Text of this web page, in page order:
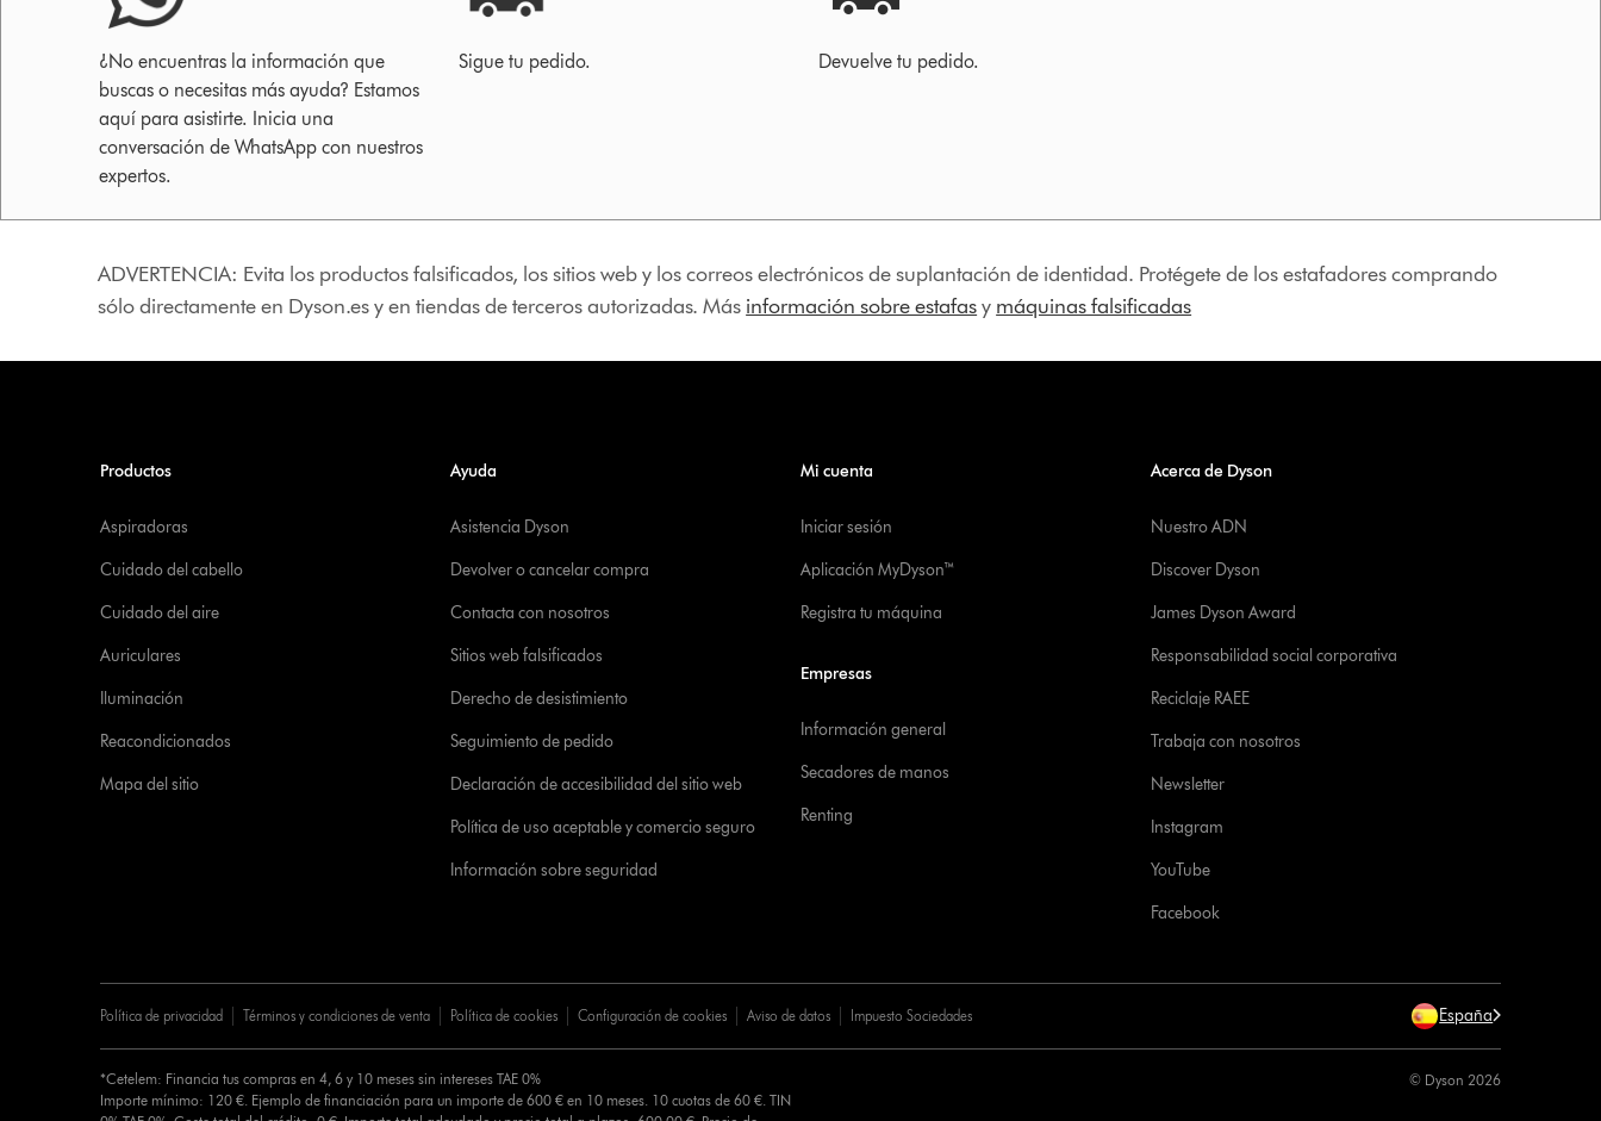
¿No encuentras la información que
buscas o necesitas más ayuda? Estamos
aquí para asistirte. Inicia una
conversación de WhatsApp con nuestros
expertos.
Sigue tu pedido. Devuelve tu pedido.
ADVERTENCIA: Evita los productos falsificados, los sitios web y los correos electrónicos de suplantación de identidad. Protégete de los estafadores comprando
sólo directamente en Dyson.es y en tiendas de terceros autorizadas. Más información sobre estafasy máquinas falsificadas
Productos
Aspiradoras
Cuidado del cabello
Cuidado del aire
Auriculares
Iluminación
Reacondicionados
Mapa del sitio
Ayuda
Asistencia Dyson
Devolver o cancelar compra
Contacta con nosotros
Sitios web falsificados
Derecho de desistimiento
Seguimiento de pedido
Declaración de accesibilidad del sitio web
Política de uso aceptable y comercio seguro
Información sobre seguridad
Mi cuenta
Iniciar sesión
Aplicación MyDyson™
Registra tu máquina
Empresas
Información general
Secadores de manos
Renting
Acerca de Dyson
Nuestro ADN
Discover Dyson
James Dyson Award
Responsabilidad social corporativa
Reciclaje RAEE
Trabaja con nosotros
Newsletter
Instagram
YouTube
Facebook
Política de privacidad Términos y condiciones de venta Política de cookies Configuración de cookies Aviso de datos Impuesto Sociedades España
*Cetelem: Financia tus compras en 4, 6 y 10 meses sin intereses TAE 0%
Importe mínimo: 120 €. Ejemplo de financiación para un importe de 600 € en 10 meses. 10 cuotas de 60 €. TIN
© Dyson 2026